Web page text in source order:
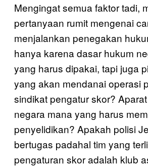
Mengingat semua faktor tadi,
pertanyaan rumit mengenai
menjalankan penegakan
hanya karena dasar hukum
yang harus dipakai, tapi juga
yang akan mendanai operasi
sindikat pengatur skor?
negara mana yang harus
penyelidikan? Apakah polisi
bertugas padahal tim yang
pengaturan skor adalah klub